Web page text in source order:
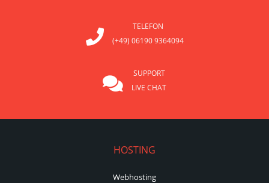
TELEFON
(+49) 06190 9364094
SUPPORT
LIVE CHAT
HOSTING
Webhosting